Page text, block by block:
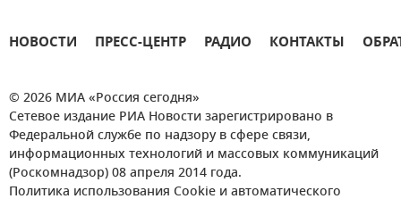
НОВОСТИ ПРЕСС-ЦЕНТР РАДИО КОНТАКТЫ
© 2026 МИА «Россия сегодня»
Сетевое издание РИА Новости зарегистрировано в
Федеральной службе по надзору в сфере связи,
информационных технологий и массовых коммуникаций
(Роскомнадзор) 08 апреля 2014 года.
Политика использования Cookie и автоматического